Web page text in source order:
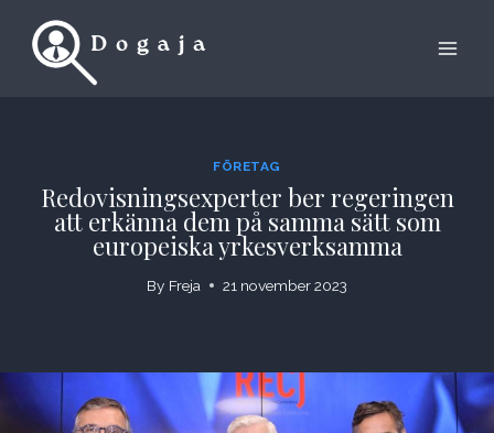
FÖRETAG
Redovisningsexperter ber regeringen
att erkänna dem på samma sätt som
europeiska yrkesverksamma
By Freja 21 november 2023